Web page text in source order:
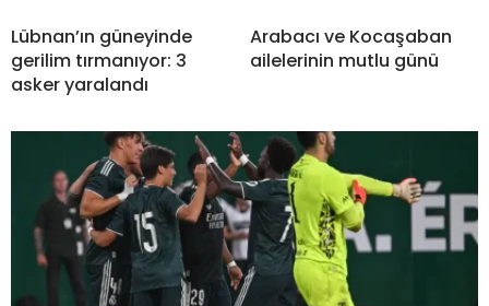
Lübnan’ın güneyinde
gerilim tırmanıyor: 3
asker yaralandı
Arabacı ve Kocaşaban
ailelerinin mutlu günü